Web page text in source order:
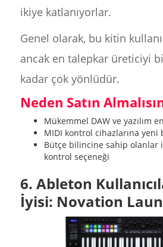
ikiye katlanıyorlar.
Genel olarak, bu kitin
ancak en talepkar üreticiyi
kadar çok yönlüdür.
Neden Satın
Mükemmel DAW ve yazılım
MIDI kontrol cihazlarına
Bütçe bilincine sahip olanlar
kontrol seçeneği
6. Ableton
İyisi: Novation